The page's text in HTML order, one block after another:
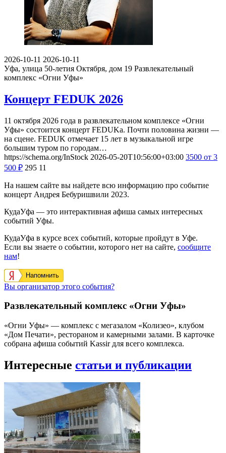
2026-10-11 2026-10-11
Уфа, улица 50-летия Октября, дом 19 Развлекательный
комплекс «Огни Уфы»
Концерт FEDUK 2026
11 октября 2026 года в развлекательном комплексе «Огни
Уфы» состоится концерт FEDUKа. Почти половина жизни —
на сцене. FEDUK отмечает 15 лет в музыкальной игре
большим туром по городам…
https://schema.org/InStock 2026-05-20T10:56:00+03:00 3500 от 3
500 ₽ 295 11
На нашем сайте вы найдете всю информацию про событие
концерт Андрея Бебуришвили 2023.
КудаУфа — это интерактивная афиша самых интересных
событий Уфы.
КудаУфа в курсе всех событий, которые пройдут в Уфе.
Если вы знаете о событии, которого нет на сайте, сообщите
нам!
Напомнить
Вы организатор этого события?
Развлекательный комплекс «Огни Уфы»
«Огни Уфы» — комплекс с мегазалом «Колизео», клубом
«Дом Печати», рестораном и камерными залами. В карточке
собрана афиша событий Kassir для всего комплекса.
Интересные статьи и публикации